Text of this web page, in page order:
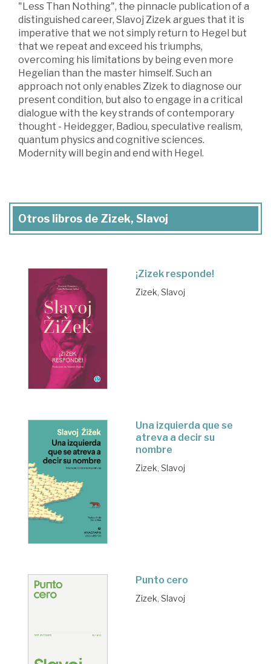
"Less Than Nothing", the pinnacle publication of a
distinguished career, Slavoj Zizek argues that it is
imperative that we not simply return to Hegel but
that we repeat and exceed his triumphs,
overcoming his limitations by being even more
Hegelian than the master himself. Such an
approach not only enables Zizek to diagnose our
present condition, but also to engage in a critical
dialogue with the key strands of contemporary
thought - Heidegger, Badiou, speculative realism,
quantum physics and cognitive sciences.
Modernity will begin and end with Hegel.
Otros libros de Zizek, Slavoj
¡Zizek responde!
Zizek, Slavoj
Una izquierda que se
atreva a decir su
nombre
Zizek, Slavoj
Punto cero
Zizek, Slavoj